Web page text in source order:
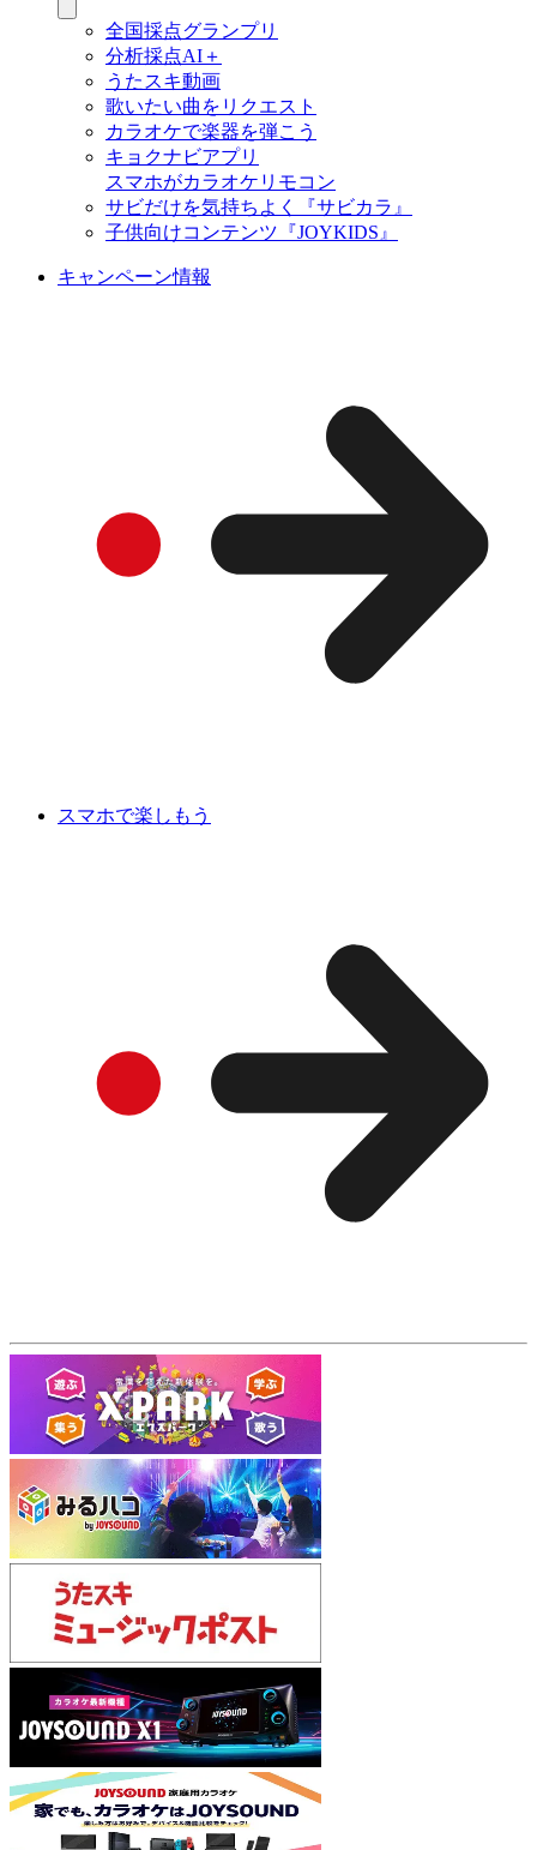
全国採点グランプリ
分析採点AI＋
うたスキ動画
歌いたい曲をリクエスト
カラオケで楽器を弾こう
キョクナビアプリ
スマホがカラオケリモコン
サビだけを気持ちよく『サビカラ』
子供向けコンテンツ『JOYKIDS』
キャンペーン情報
スマホで楽しもう